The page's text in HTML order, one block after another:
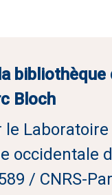
bibliothèque
Bloch
le
occidentale
/ CNRS-